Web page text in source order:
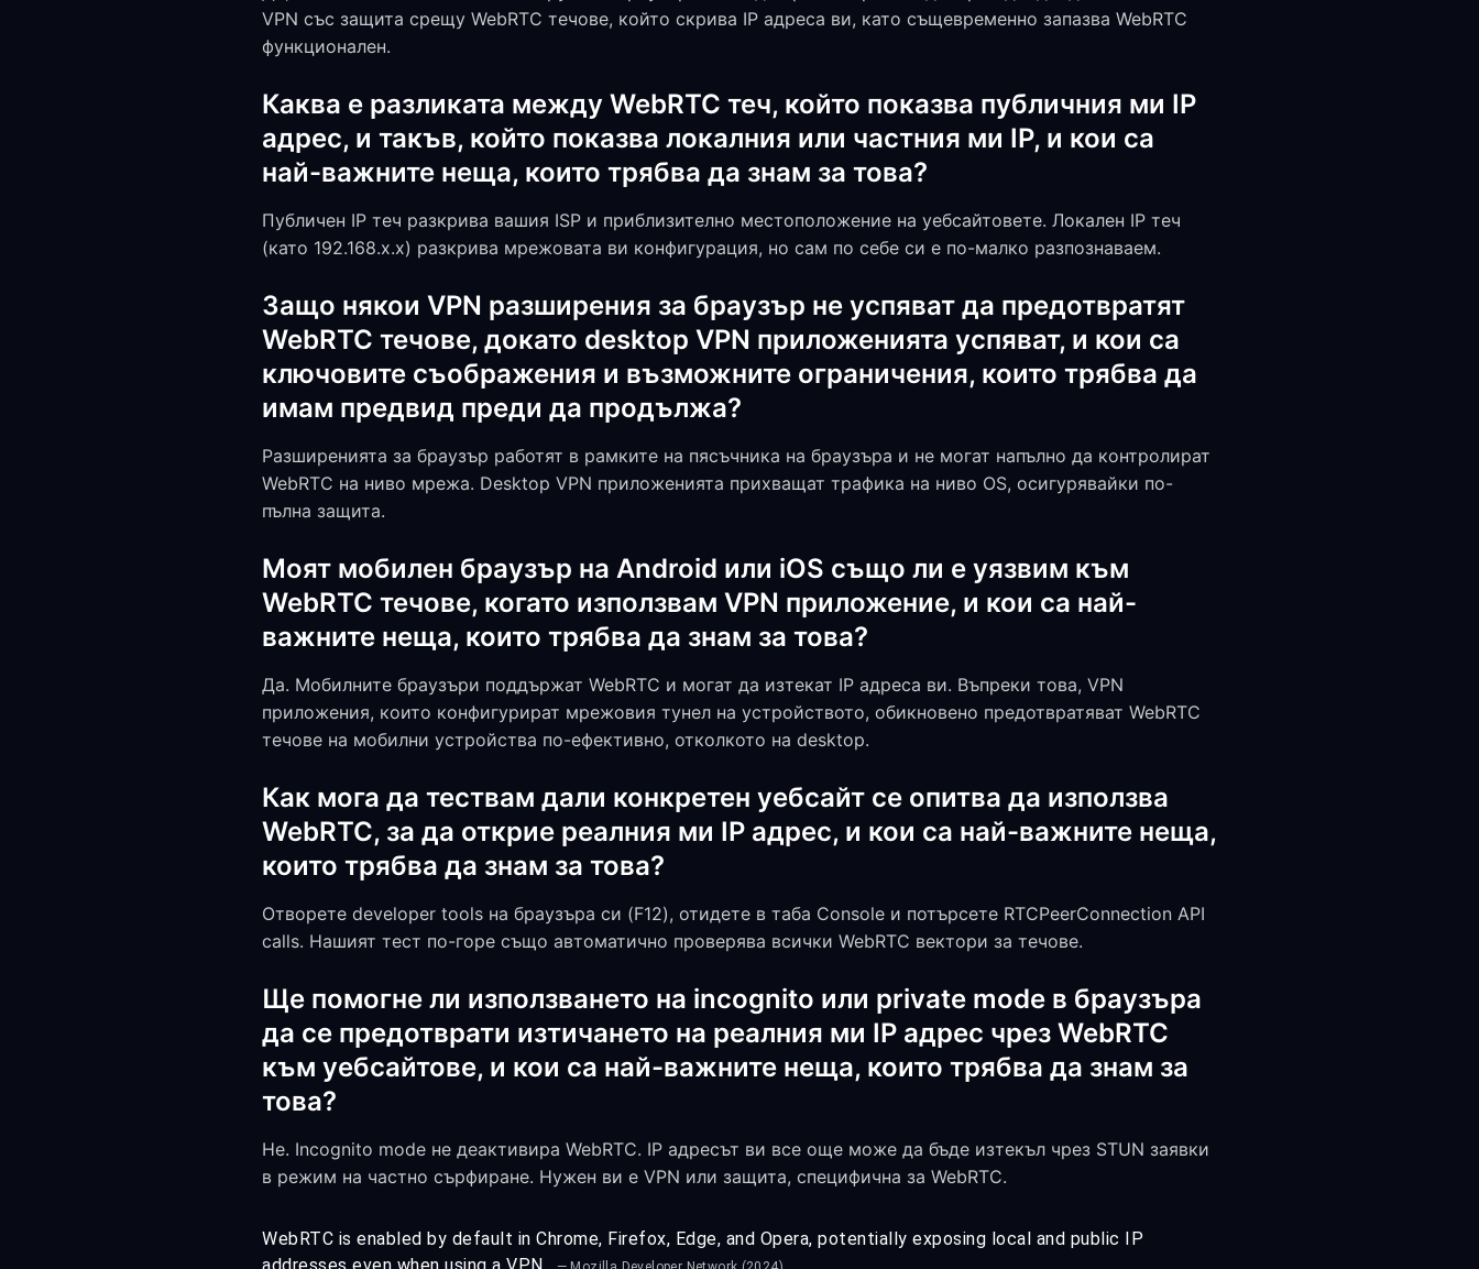
VPN със защита срещу WebRTC течове, който скрива IP адреса ви, като същевременно запазва WebRTC
функционален.
Каква е разликата между WebRTC теч, който показва публичния ми IP
адрес, и такъв, който показва локалния или частния ми IP, и кои са
най-важните неща, които трябва да знам за това?
Публичен IP теч разкрива вашия ISP и приблизително местоположение на уебсайтовете. Локален IP теч
(като 192.168.x.x) разкрива мрежовата ви конфигурация, но сам по себе си е по-малко разпознаваем.
Защо някои VPN разширения за браузър не успяват да предотвратят
WebRTC течове, докато desktop VPN приложенията успяват, и кои са
ключовите съображения и възможните ограничения, които трябва да
имам предвид преди да продължа?
Разширенията за браузър работят в рамките на пясъчника на браузъра и не могат напълно да контролират
WebRTC на ниво мрежа. Desktop VPN приложенията прихващат трафика на ниво OS, осигурявайки по-
пълна защита.
Моят мобилен браузър на Android или iOS също ли е уязвим към
WebRTC течове, когато използвам VPN приложение, и кои са най-
важните неща, които трябва да знам за това?
Да. Мобилните браузъри поддържат WebRTC и могат да изтекат IP адреса ви. Въпреки това, VPN
приложения, които конфигурират мрежовия тунел на устройството, обикновено предотвратяват WebRTC
течове на мобилни устройства по-ефективно, отколкото на desktop.
Как мога да тествам дали конкретен уебсайт се опитва да използва
WebRTC, за да открие реалния ми IP адрес, и кои са най-важните неща,
които трябва да знам за това?
Отворете developer tools на браузъра си (F12), отидете в таба Console и потърсете RTCPeerConnection API
calls. Нашият тест по-горе също автоматично проверява всички WebRTC вектори за течове.
Ще помогне ли използването на incognito или private mode в браузъра
да се предотврати изтичането на реалния ми IP адрес чрез WebRTC
към уебсайтове, и кои са най-важните неща, които трябва да знам за
това?
Не. Incognito mode не деактивира WebRTC. IP адресът ви все още може да бъде изтекъл чрез STUN заявки
в режим на частно сърфиране. Нужен ви е VPN или защита, специфична за WebRTC.
WebRTC is enabled by default in Chrome, Firefox, Edge, and Opera, potentially exposing local and public IP